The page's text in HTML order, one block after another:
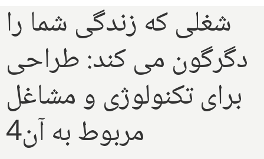
شغلی که زندگی شما را
دگرگون می کند: طراحی
برای تكنولوژی و مشاغل
مربوط به آن4